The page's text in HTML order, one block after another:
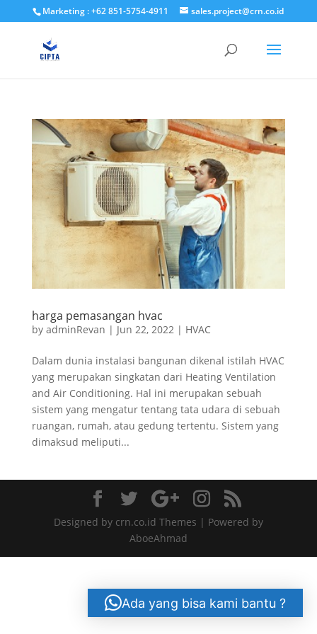
Marketing : +62 851-5754-4911 sales.project@crn.co.id
harga pemasangan hvac
by adminRevan | Jun 22, 2022| HVAC
Dalam dunia instalasi bangunan dikenal istilah HVAC
yang merupakan singkatan dari Heating Ventilation
and Air Conditioning. Hal ini merupakan sebuah
sistem yang mengatur tentang tata udara di sebuah
ruangan, rumah, atau gedung tertentu. Sistem yang
dimaksud meliputi...
Designed by crn.co.id Themes | Powered by
AboeAhmad
Ada yang bisa kami bantu ?